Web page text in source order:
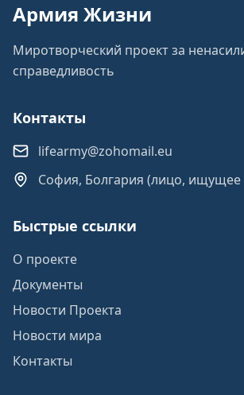
Армия Жизни
Миротворческий проект за
справедливость
Контакты
lifearmy@zohomail.eu
София, Болгария (лицо,
Быстрые ссылки
О проекте
Документы
Новости Проекта
Новости мира
Контакты